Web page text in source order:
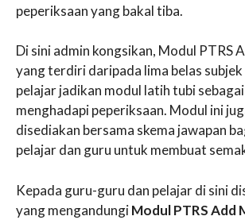
peperiksaan yang bakal tiba.
Di sini admin kongsikan, Modul PTRS
yang terdiri daripada lima belas
pelajar jadikan modul latih tubi
menghadapi peperiksaan. Modul ini
disediakan bersama skema jawapan
pelajar dan guru untuk membuat
Kepada guru-guru dan pelajar di sini
yang mengandungiModul PTRS Add